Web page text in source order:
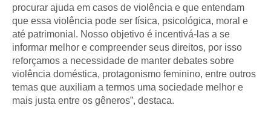
procurar ajuda em casos de violência e que entendam
que essa violência pode ser física, psicológica, moral e
até patrimonial. Nosso objetivo é incentivá-las a se
informar melhor e compreender seus direitos, por isso
reforçamos a necessidade de manter debates sobre
violência doméstica, protagonismo feminino, entre outros
temas que auxiliam a termos uma sociedade melhor e
mais justa entre os gêneros”, destaca.